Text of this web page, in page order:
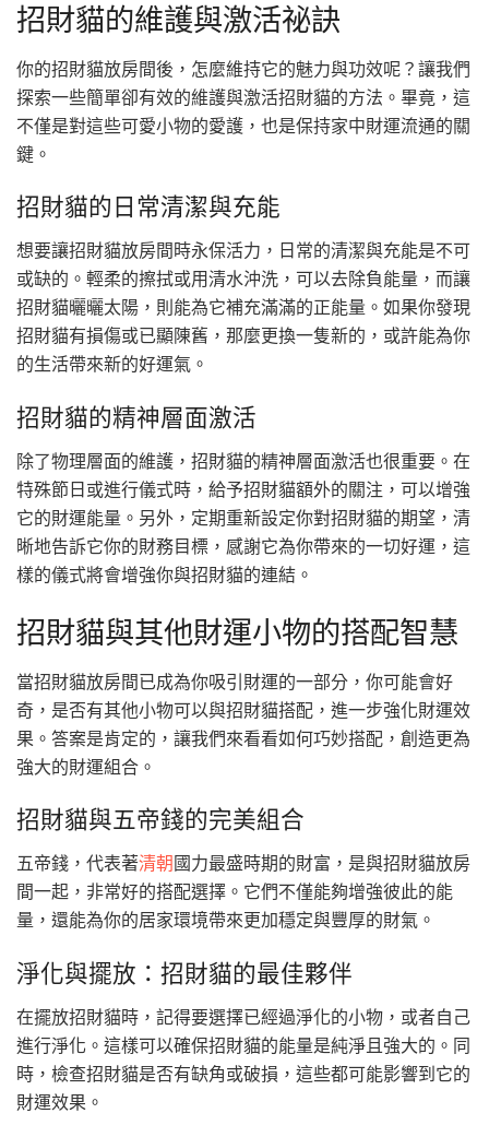
招財貓的維護與激活祕訣
你的招財貓放房間後，怎麼維持它的魅力與功效呢？讓我們
探索一些簡單卻有效的維護與激活招財貓的方法。畢竟，這
不僅是對這些可愛小物的愛護，也是保持家中財運流通的關
鍵。
招財貓的日常清潔與充能
想要讓招財貓放房間時永保活力，日常的清潔與充能是不可
或缺的。輕柔的擦拭或用清水沖洗，可以去除負能量，而讓
招財貓曬曬太陽，則能為它補充滿滿的正能量。如果你發現
招財貓有損傷或已顯陳舊，那麼更換一隻新的，或許能為你
的生活帶來新的好運氣。
招財貓的精神層面激活
除了物理層面的維護，招財貓的精神層面激活也很重要。在
特殊節日或進行儀式時，給予招財貓額外的關注，可以增強
它的財運能量。另外，定期重新設定你對招財貓的期望，清
晰地告訴它你的財務目標，感謝它為你帶來的一切好運，這
樣的儀式將會增強你與招財貓的連結。
招財貓與其他財運小物的搭配智慧
當招財貓放房間已成為你吸引財運的一部分，你可能會好
奇，是否有其他小物可以與招財貓搭配，進一步強化財運效
果。答案是肯定的，讓我們來看看如何巧妙搭配，創造更為
強大的財運組合。
招財貓與五帝錢的完美組合
五帝錢，代表著清朝 國力最盛時期的財富，是與招財貓放房
間一起，非常好的搭配選擇。它們不僅能夠增強彼此的能
量，還能為你的居家環境帶來更加穩定與豐厚的財氣。
淨化與擺放：招財貓的最佳夥伴
在擺放招財貓時，記得要選擇已經過淨化的小物，或者自己
進行淨化。這樣可以確保招財貓的能量是純淨且強大的。同
時，檢查招財貓是否有缺角或破損，這些都可能影響到它的
財運效果。